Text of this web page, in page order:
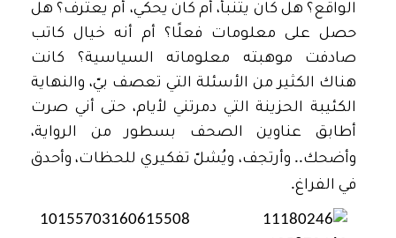
الواقع؟ هل كان يتنبأ، أم كان يحكي، أم يعترف؟ هل
حصل على معلومات فعلًا؟ أم أنه خيال كاتب
صادفت موهبته معلوماته السياسية؟ كانت
هناك الكثير من الأسئلة التي تعصف بيّ، والنهاية
الكئيبة الحزينة التي دمرتني لأيام، حتى أني صرت
أطابق عناوين الصحف بسطور من الرواية،
وأضحك.. وأرتجف، ويُشلّ تفكيري للحظات، وأحدق
في الفراغ.